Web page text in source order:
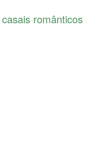
românticos